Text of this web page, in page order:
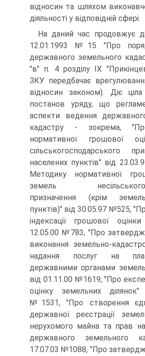
відносин та шляхом
діяльності у відповідній сфері.
На даний час продовжує
12.01.1993 №15 "Про
державного земельного
"в" п. 4 розділу IX
ЗКУ передбачає
відносин законом). Діє
постанов уряду, що
аспекти ведення
кадастру - зокрема,
нормативної грошової
сільськогосподарського
населених пунктів" від
Методику нормативної
земель
призначення (крім
пунктів)" від 30.05.97 №525,
індексації грошової
12.05.00 №783, "Про
виконання земельно-
надання послуг на
державними органами
від 01.11.00 №1619, "Про
оцінку земельних
№1531, "Про створення
державної реєстрації
нерухомого майна та прав
державного земельного
17.07.03 №1088, "Про